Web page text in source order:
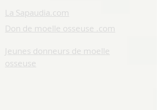
Jeunes donneurs de moelle
osseuse
La Sapaudia.com
Don de moelle osseuse .com